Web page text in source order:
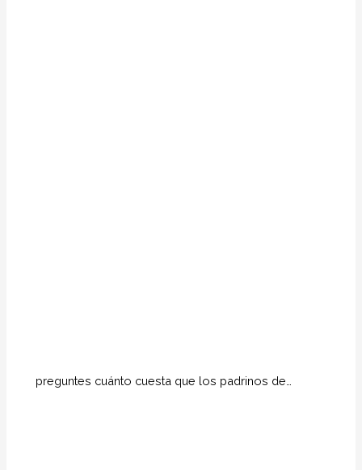
preguntes cuánto cuesta que los padrinos de…